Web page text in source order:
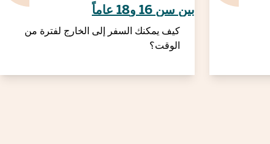
بين سن 16 و18 عاماً
كيف يمكنك السفر إلى الخارج لفترة من
الوقت؟